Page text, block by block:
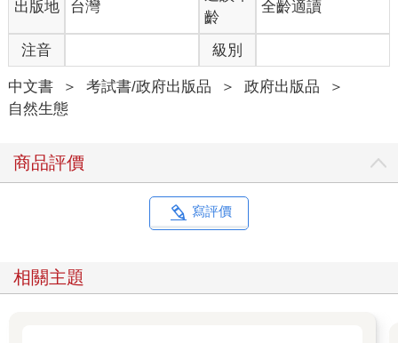
出版地 台灣
齡
全齡適讀
注音 級別
中文書 ＞ 考試書/政府出版品 ＞ 政府出版品
＞
自然生態
商品評價
寫評價
相關主題